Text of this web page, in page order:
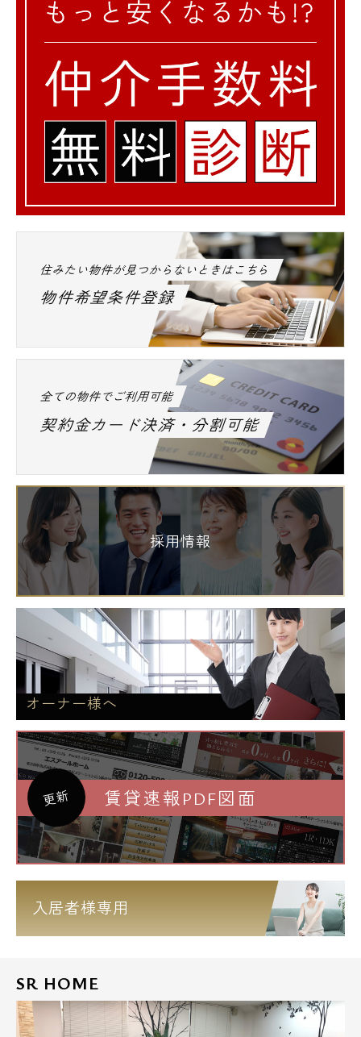
住みたい物件が見つからないときはこちら
物件希望条件登録
全ての物件でご利用可能
契約金カード決済・分割可能
採用情報
オーナー様へ
更新 賃貸速報PDF図面
入居者様専用
SR HOME